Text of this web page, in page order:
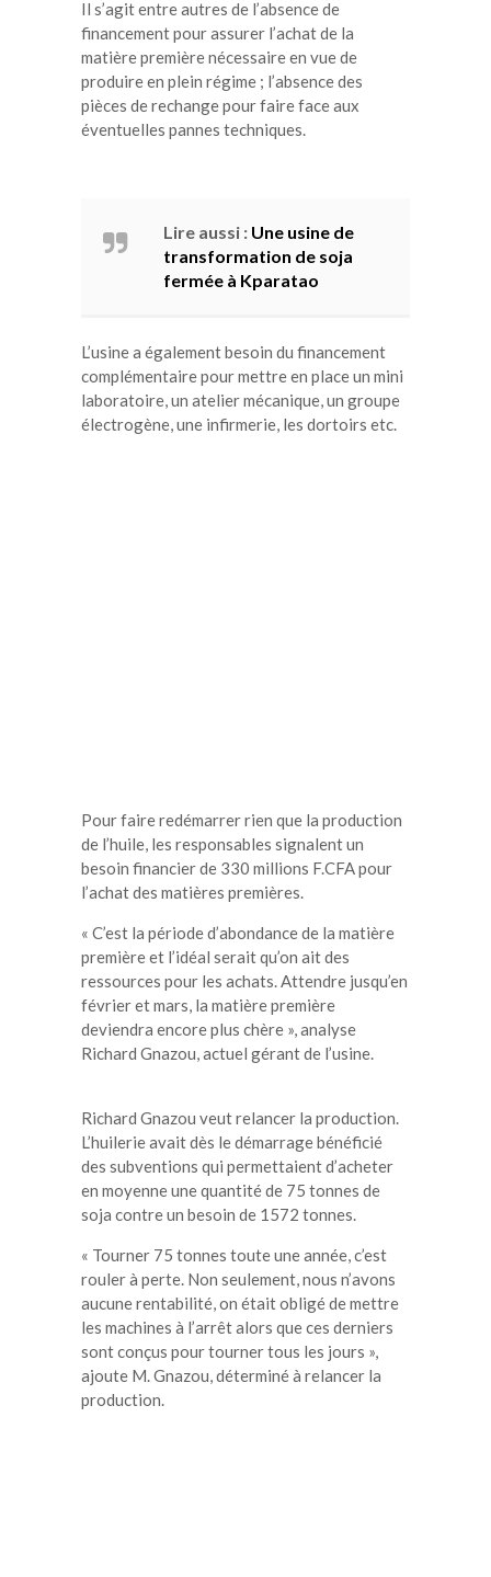
Il s’agit entre autres de l’absence de
financement pour assurer l’achat de la
matière première nécessaire en vue de
produire en plein régime ; l’absence des
pièces de rechange pour faire face aux
éventuelles pannes techniques.
Lire aussi : Une usine de
transformation de soja
fermée à Kparatao
L’usine a également besoin du financement
complémentaire pour mettre en place un mini
laboratoire, un atelier mécanique, un groupe
électrogène, une infirmerie, les dortoirs etc.
Pour faire redémarrer rien que la production
de l’huile, les responsables signalent un
besoin financier de 330 millions F.CFA pour
l’achat des matières premières.
« C’est la période d’abondance de la matière
première et l’idéal serait qu’on ait des
ressources pour les achats. Attendre jusqu’en
février et mars, la matière première
deviendra encore plus chère », analyse
Richard Gnazou, actuel gérant de l’usine.
Richard Gnazou veut relancer la production.
L’huilerie avait dès le démarrage bénéficié
des subventions qui permettaient d’acheter
en moyenne une quantité de 75 tonnes de
soja contre un besoin de 1572 tonnes.
« Tourner 75 tonnes toute une année, c’est
rouler à perte. Non seulement, nous n’avons
aucune rentabilité, on était obligé de mettre
les machines à l’arrêt alors que ces derniers
sont conçus pour tourner tous les jours »,
ajoute M. Gnazou, déterminé à relancer la
production.